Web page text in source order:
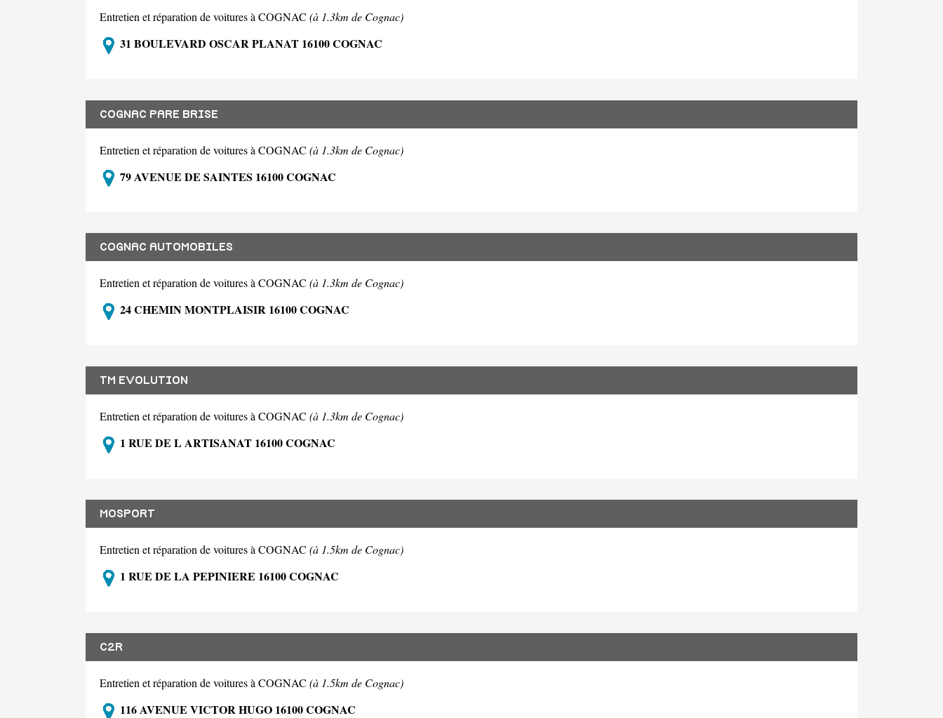
Entretien et réparation de voitures à COGNAC (à 1.3km de Cognac)
31 BOULEVARD OSCAR PLANAT 16100 COGNAC
COGNAC PARE BRISE
Entretien et réparation de voitures à COGNAC (à 1.3km de Cognac)
79 AVENUE DE SAINTES 16100 COGNAC
COGNAC AUTOMOBILES
Entretien et réparation de voitures à COGNAC (à 1.3km de Cognac)
24 CHEMIN MONTPLAISIR 16100 COGNAC
TM EVOLUTION
Entretien et réparation de voitures à COGNAC (à 1.3km de Cognac)
1 RUE DE L ARTISANAT 16100 COGNAC
MOSPORT
Entretien et réparation de voitures à COGNAC (à 1.5km de Cognac)
1 RUE DE LA PEPINIERE 16100 COGNAC
C2R
Entretien et réparation de voitures à COGNAC (à 1.5km de Cognac)
116 AVENUE VICTOR HUGO 16100 COGNAC